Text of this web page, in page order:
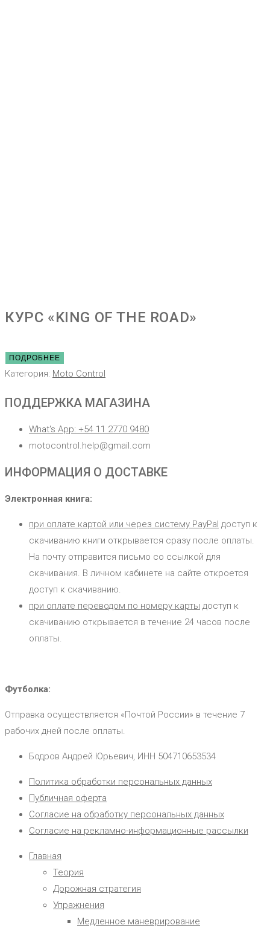
КУРС «KING OF THE ROAD»
ПОДРОБНЕЕ
Категория: Moto Control
ПОДДЕРЖКА МАГАЗИНА
What's App: +54 11 2770 9480
motocontrol.help@gmail.com
ИНФОРМАЦИЯ О ДОСТАВКЕ
Электронная книга:
при оплате картой или через систему PayPal доступ к
скачиванию книги открывается сразу после оплаты.
На почту отправится письмо со ссылкой для
скачивания. В личном кабинете на сайте откроется
доступ к скачиванию.
при оплате переводом по номеру карты доступ к
скачиванию открывается в течение 24 часов после
оплаты.
Футболка:
Отправка осуществляется «Почтой России» в течение 7
рабочих дней после оплаты.
Бодров Андрей Юрьевич, ИНН 504710653534
Политика обработки персональных данных
Публичная оферта
Согласие на обработку персональных данных
Согласие на рекламно-информационные рассылки
Главная
Теория
Дорожная стратегия
Упражнения
Медленное маневрирование